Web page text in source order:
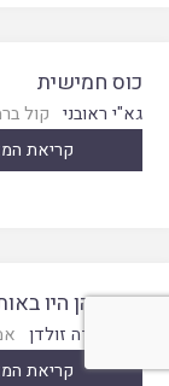
כוס חמישית
גא"י ראובני קול
קריאת
שאף הן היו
הרב יהודה זולדן
קריאת